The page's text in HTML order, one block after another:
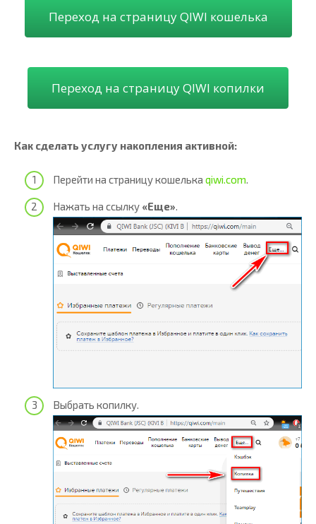
Переход на страницу QIWI кошелька
Переход на страницу QIWI копилки
Как сделать услугу накопления активной:
Перейти на страницу кошелька qiwi.com.
Нажать на ссылку «Еще».
Выбрать копилку.